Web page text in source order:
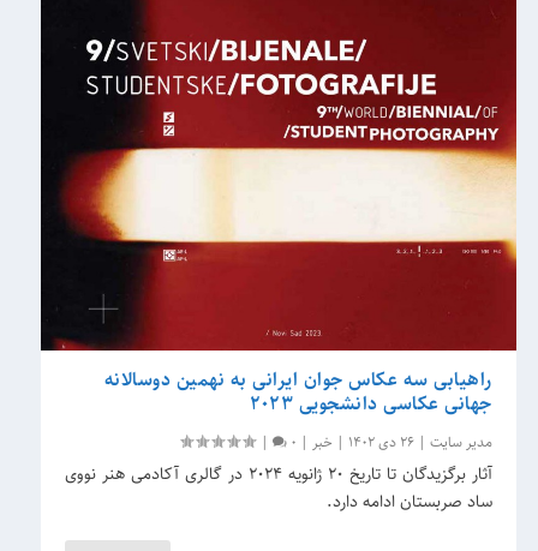
راهیابی سه عکاس جوان ایرانی به نهمین دوسالانه
جهانی عکاسی دانشجویی ۲۰۲۳
مدیر سایت |26 دی 1402 | خبر |
0
|
آثار برگزیدگان تا تاریخ ۲۰ ژانویه ۲۰۲۴ در گالری آکادمی هنر نووی
ساد صربستان ادامه دارد.